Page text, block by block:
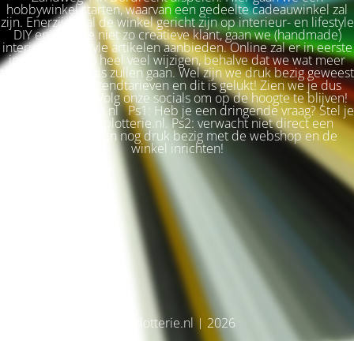
hobbywinkel starten, waarvan een gedeelte cadeauwinkel zal
zijn. Enerzijds zal de winkel gericht zijn op interieur- en lifestyle
DIY en voor de niet zo creatieve klant, gaan we (handmade)
interieur & lifestyle artikelen aanbieden. Online zal er in eerste
instantie niet zo heel veel wijzigen, behalve dat we wat meer
terug naar de basis zullen gaan. Wel zijn we druk bezig geweest
met betere verzendtarieven en dit is gelukt! Zien we je dus
snel weer terug? Volg onze socials om op de hoogte te blijven!
Liefs, Ilse. Plotterie.nl Ps1: Heb je een dringende vraag? Stel je
vraag via info@plotterie.nl. Ps2: verwacht niet direct een
antwoord. We zijn nog druk bezig met de webshop en de
winkel inrichten!
© Plotterie.nl | 2026